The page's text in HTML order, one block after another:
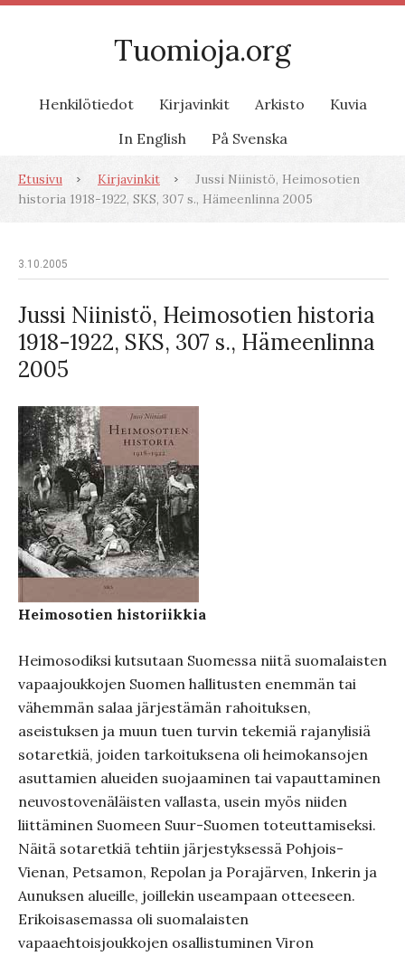
Tuomioja.org
Henkilötiedot Kirjavinkit Arkisto
Kuvia
In English
På Svenska
Etusivu Kirjavinkit
Jussi Niinistö, Heimosotien
historia 1918-1922, SKS, 307 s., Hämeenlinna 2005
3.10.2005
Jussi Niinistö, Heimosotien historia
1918-1922, SKS, 307 s., Hämeenlinna
2005
Heimosotien historiikkia
Heimosodiksi kutsutaan Suomessa niitä suomalaisten
vapaajoukkojen Suomen hallitusten enemmän tai
vähemmän salaa järjestämän rahoituksen,
aseistuksen ja muun tuen turvin tekemiä rajanylisiä
sotaretkiä, joiden tarkoituksena oli heimokansojen
asuttamien alueiden suojaaminen tai vapauttaminen
neuvostovenäläisten vallasta, usein myös niiden
liittäminen Suomeen Suur-Suomen toteuttamiseksi.
Näitä sotaretkiä tehtiin järjestyksessä Pohjois-
Vienan, Petsamon, Repolan ja Porajärven, Inkerin ja
Aunuksen alueille, joillekin useampaan otteeseen.
Erikoisasemassa oli suomalaisten
vapaaehtoisjoukkojen osallistuminen Viron